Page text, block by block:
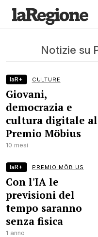
Notizie su
laR+ CULTURE
Giovani,
democrazia e
cultura digitale al
Premio Möbius
10 mesi
laR+ PREMIO MÖBIUS
Con l'IA le
previsioni del
tempo saranno
senza fisica
1 anno